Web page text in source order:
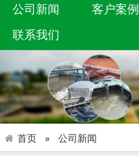
公司新闻
客户案例
联系我们
首页 公司新闻